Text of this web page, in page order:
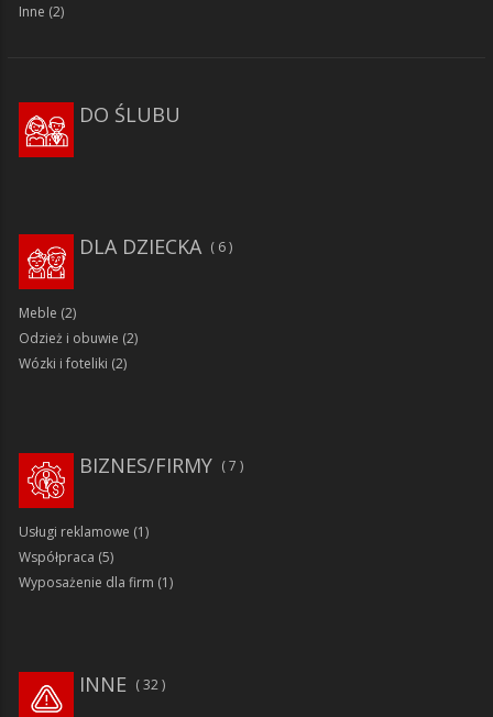
Inne (2)
DO ŚLUBU
6
DLA DZIECKA
Meble (2)
Odzież i obuwie (2)
Wózki i foteliki (2)
7
BIZNES/FIRMY
Usługi reklamowe (1)
Współpraca (5)
Wyposażenie dla firm (1)
32
INNE